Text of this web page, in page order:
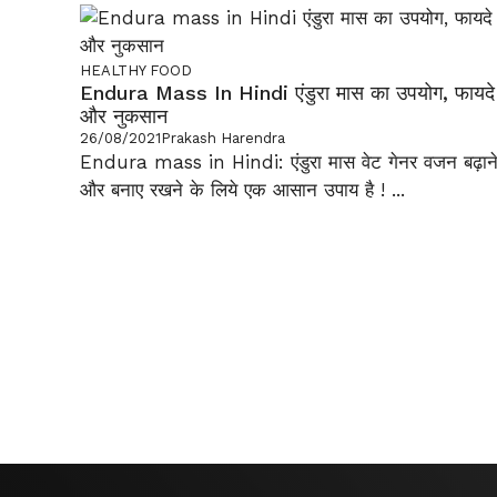
HEALTHY FOOD
Endura Mass In Hindi एंडुरा मास का उपयोग, फायदे
और नुकसान
26/08/2021Prakash Harendra
Endura mass in Hindi: एंडुरा मास वेट गेनर वजन बढ़ाने
और बनाए रखने के लिये एक आसान उपाय है ! ...